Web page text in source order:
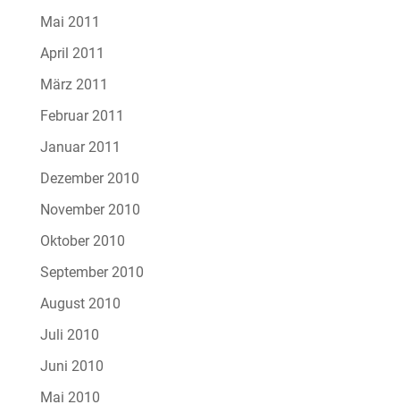
Mai 2011
April 2011
März 2011
Februar 2011
Januar 2011
Dezember 2010
November 2010
Oktober 2010
September 2010
August 2010
Juli 2010
Juni 2010
Mai 2010